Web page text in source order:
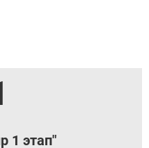
1 этап"